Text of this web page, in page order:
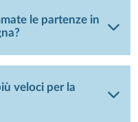
le partenze in
veloci per la